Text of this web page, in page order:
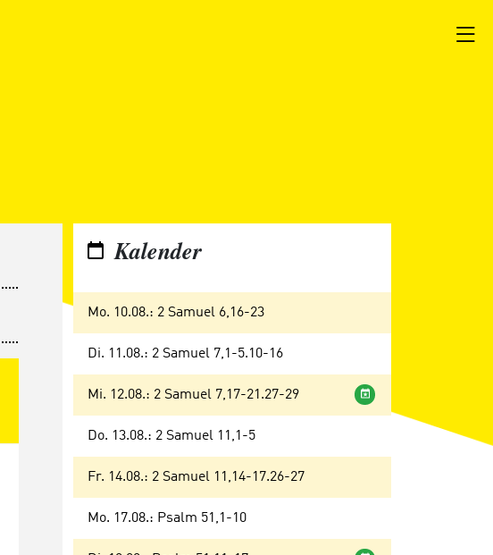
Kalender
Mo. 10.08.: 2 Samuel 6,16-23
Di. 11.08.: 2 Samuel 7,1-5.10-16
Mi. 12.08.: 2 Samuel 7,17-21.27-29 Wochenandacht
Do. 13.08.: 2 Samuel 11,1-5
Fr. 14.08.: 2 Samuel 11,14-17.26-27
Mo. 17.08.: Psalm 51,1-10